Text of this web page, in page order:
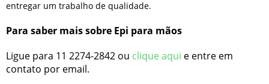
entregar um trabalho de qualidade.
Para saber mais sobre Epi para mãos
Ligue para 11 2274-2842 ou clique aqui e entre em
contato por email.